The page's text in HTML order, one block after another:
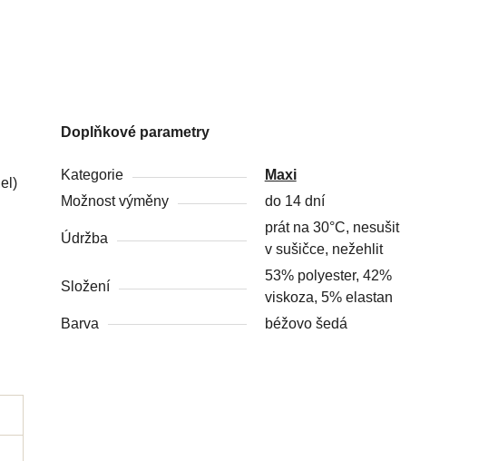
Doplňkové parametry
Kategorie
Maxi
Možnost výměny
do 14 dní
Údržba
prát na 30°C, nesušit
v sušičce, nežehlit
Složení
53% polyester, 42%
viskoza, 5% elastan
Barva
béžovo šedá